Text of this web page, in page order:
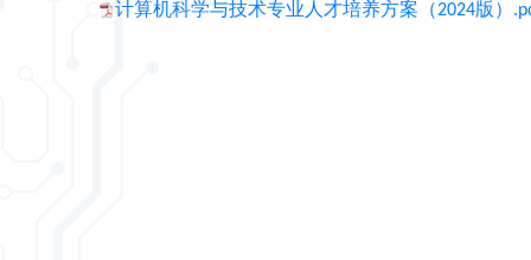
计算机科学与技术专业人才培养方案（2024版）